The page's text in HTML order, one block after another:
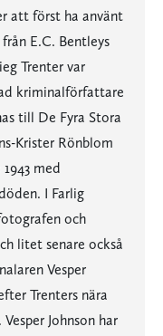
att först ha använt
E.C. Bentleys
Trenter var
kriminalförfattare
till De Fyra Stora
Krister Rönblom
med
I Farlig
och
litet senare också
Vesper
Trenters nära
Johnson har